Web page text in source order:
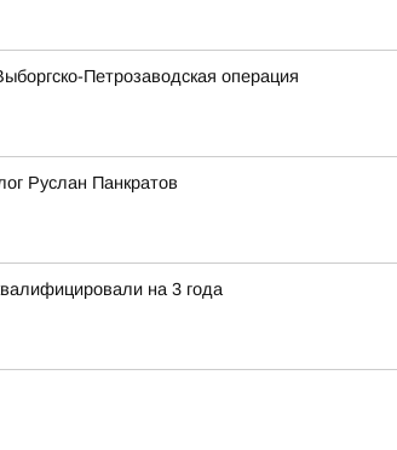
Петрозаводская операция
Руслан Панкратов
на 3 года